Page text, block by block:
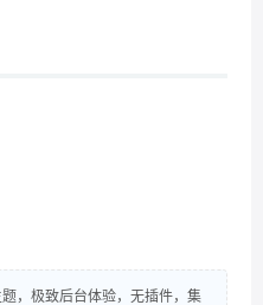
，极致后台体验，无插件，集